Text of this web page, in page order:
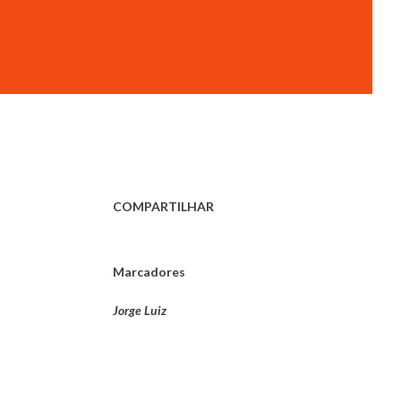
COMPARTILHAR
Marcadores
Jorge Luiz